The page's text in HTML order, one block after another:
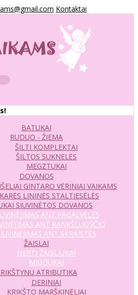
Kontaktai
BATUKAI
RUDUO - ŽIEMA
ŠILTI KOMPLEKTAI
ŠILTOS SUKNELĖS
MEGZTUKAI
DOVANOS
GINTARO VĖRINIAI VAIKAMS
LININĖS STALTIESĖLĖS
SIUVINĖTOS DOVANOS
ANT PAGALVĖLĖS
ANT RANKŠLUOSČIO
ANT SKRAISTĖS
ŽAISLAI
NERTI ŽAISLIUKAI
MIGDUKAI
ATRIBUTIKA
DERINIAI
KRIKŠTO MARŠKINĖLIAI